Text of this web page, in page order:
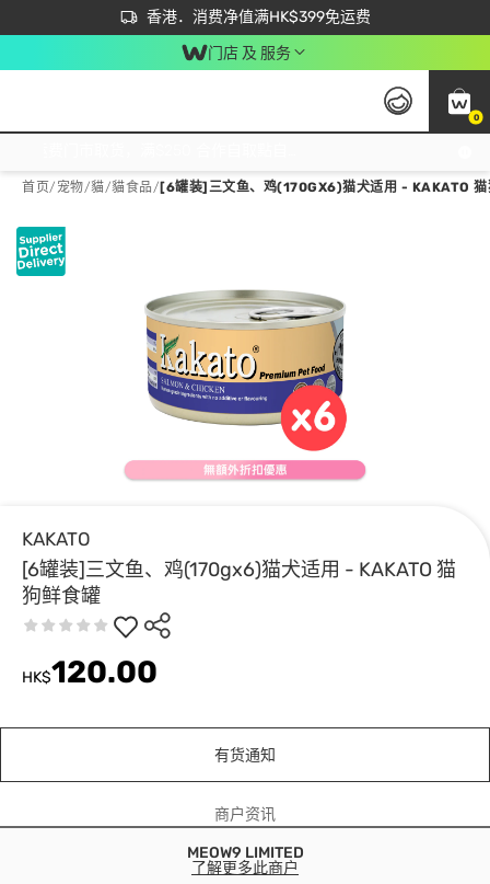
香港．消费净值满HK$399免运费
立即成为易赏钱会员尽享独家优惠
首次APP下单买满$450 输入 NEWAPP 即减$50
门店 及 服务
0
首页/ 宠物/貓/貓食品/ [6罐装]三文鱼、鸡(170GX6)猫犬适用 - KAKATO 猫
KAKATO
[6罐装]三文鱼、鸡(170gx6)猫犬适用 - KAKATO 猫
狗鲜食罐
HK$120.00
有货通知
商户资讯
MEOW9 LIMITED
了解更多此商户